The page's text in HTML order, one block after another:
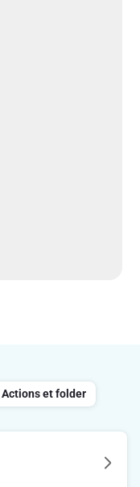
Actions et folder